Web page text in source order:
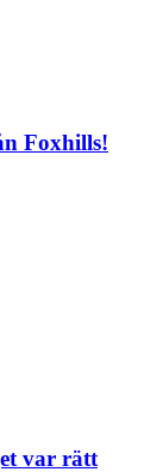
Foxhills!
var rätt